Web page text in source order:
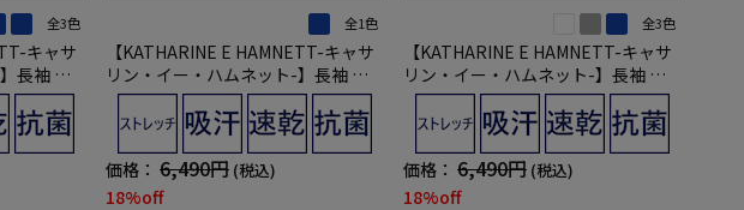
全3色
キャサ
長袖 ワ
トレッチ
全1色
【KATHARINE E HAMNETT-キャサ
リン・イー・ハムネット-】長袖 ワ
イシャツ セミワイドクレリック 360°
ストレッチ 吸水速乾 無地 通年
価格： 6,490円 (税込)
18%off
全3色
【KATHARINE E HAMNETT-キャサ
リン・イー・ハムネット-】長袖 ワ
イシャツ ボタンダウン 360°ストレッ
チ 吸水速乾 無地 通年
価格： 6,490円 (税込)
18%off